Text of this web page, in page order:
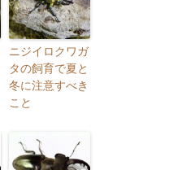
ニジイロクワガ
タの飼育で夏と
冬に注意すべき
こと